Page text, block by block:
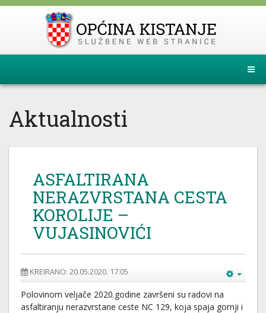
Aktualnosti
ASFALTIRANA
NERAZVRSTANA CESTA
KOROLIJE –
VUJASINOVIĆI
KREIRANO: 20.05.2020. 17:05
Polovinom veljače 2020.godine završeni su radovi na
asfaltiranju nerazvrstane ceste NC 129, koja spaja gornji i